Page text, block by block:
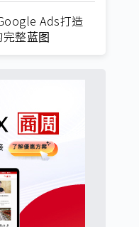
Ads打造
整蓝图